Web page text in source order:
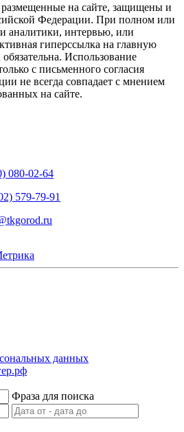
на сайте, защищены и
Федерации. При полном или
аналитики, интервью, или
гиперссылка на главную
Использование
с письменного согласия
не всегда совпадает с мнением
на сайте.
080-02-64
579-79-91
данных
Фраза для поиска